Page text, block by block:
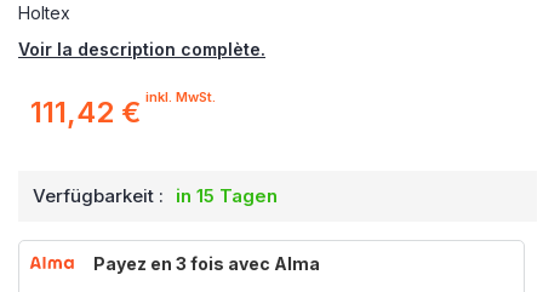
Holtex
Voir la description complète.
111,42 € inkl. MwSt.
Verfügbarkeit : in 15 Tagen
Payez en 3 fois avec Alma